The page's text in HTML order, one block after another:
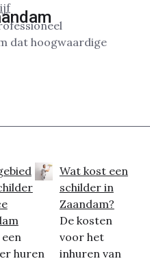
dat hoogwaardige
huren
Wat kost een
schilder in
Zaandam?
De kosten
voor het
inhuren van